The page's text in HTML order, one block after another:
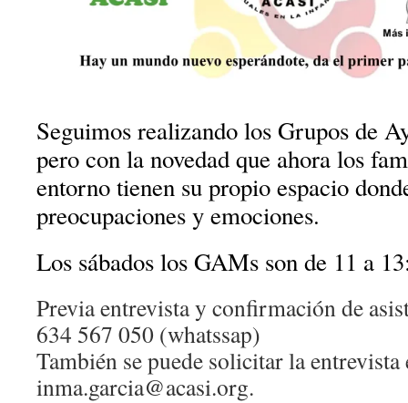
Seguimos realizando los Grupos de
pero con la novedad que ahora los
entorno tienen su propio espacio
preocupaciones y emociones.
Los sábados los GAMs son de 11 a
Previa entrevista y confirmación de
634 567 050 (whatssap)
También se puede solicitar la
inma.garcia@acasi.org.